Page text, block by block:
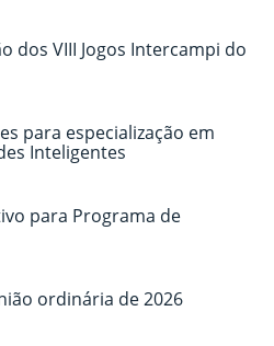
dos VIII Jogos Intercampi do
para especialização em
Inteligentes
para Programa de
ordinária de 2026